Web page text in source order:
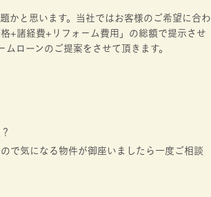
かと思います。当社ではお客様のご希望に合わ
+諸経費+リフォ－ム費用」の総額で提示させ
ローンのご提案をさせて頂きます。
で気になる物件が御座いましたら一度ご相談